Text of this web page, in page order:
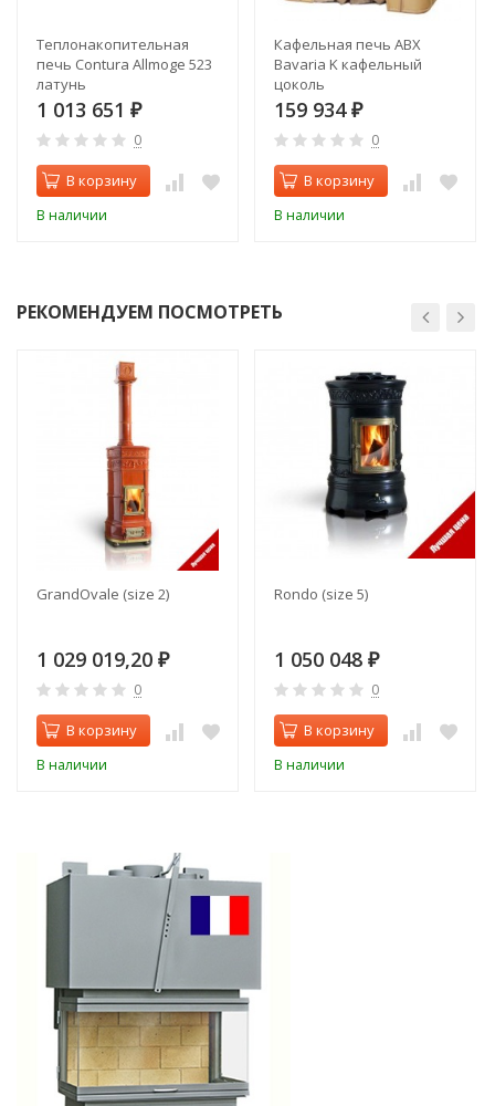
Теплонакопительная
печь Contura Allmoge 523
латунь
1 013 651 ₽
0
В корзину
В наличии
Кафельная печь ABX
Bavaria K кафельный
цоколь
159 934 ₽
0
В корзину
В наличии
РЕКОМЕНДУЕМ ПОСМОТРЕТЬ
GrandOvale (size 2)
1 029 019,20 ₽
0
В корзину
В наличии
Rondo (size 5)
1 050 048 ₽
0
В корзину
В наличии